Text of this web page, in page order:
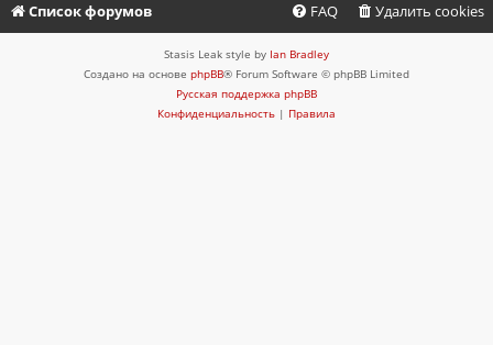
Список форумов Удалить cookies
FAQ
Stasis Leak style by Ian Bradley
Создано на основе phpBB® Forum Software © phpBB Limited
Русская поддержка phpBB
Конфиденциальность | Правила